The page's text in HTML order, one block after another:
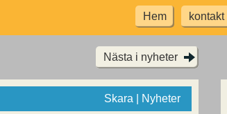
Hem kontakt
Nästa i nyheter
Skara | Nyheter